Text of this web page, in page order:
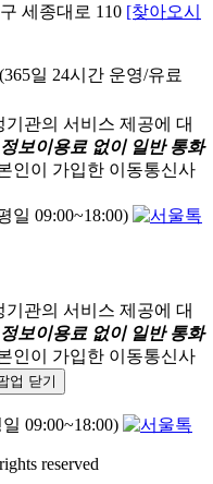
세종대로 110 [찾아오시
일 24시간 운영/유료
기관의 서비스 제공에 대
보이용료 없이 일반 통화
인이 가입한 이동통신사
일 09:00~18:00)
기관의 서비스 제공에 대
보이용료 없이 일반 통화
인이 가입한 이동통신사
업 닫기
09:00~18:00)
reserved